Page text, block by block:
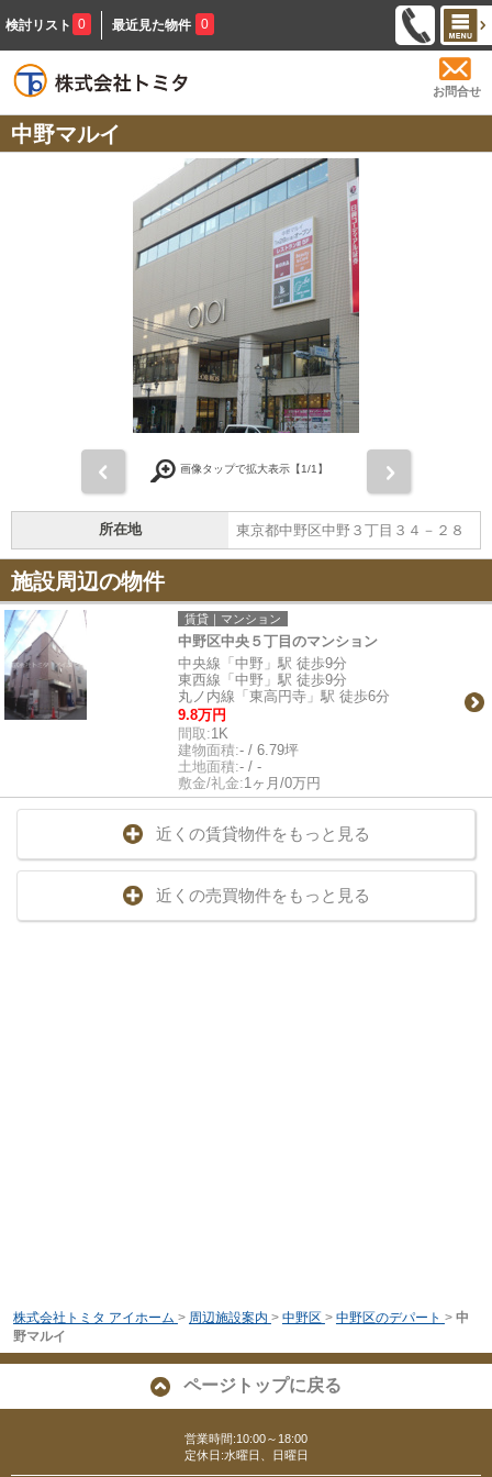
検討リスト 0 最近見た物件 0
お問合せ
中野マルイ
画像タップで拡大表示【1/1】
所在地 東京都中野区中野３丁目３４－２８
施設周辺の物件
賃貸｜マンション
中野区中央５丁目のマンション
中央線「中野」駅 徒歩9分
東西線「中野」駅 徒歩9分
丸ノ内線「東高円寺」駅 徒歩6分
9.8万円
間取:1K
建物面積:- / 6.79坪
土地面積:- / -
敷金/礼金:1ヶ月/0万円
近くの賃貸物件をもっと見る
近くの売買物件をもっと見る
株式会社トミタ アイホーム > 周辺施設案内 > 中野区 > 中野区のデパート > 中
野マルイ
ページトップに戻る
営業時間:10:00～18:00
定休日:水曜日、日曜日